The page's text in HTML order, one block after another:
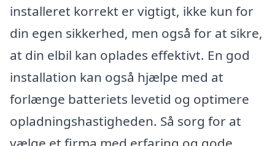
installeret korrekt er vigtigt, ikke kun for
din egen sikkerhed, men også for at sikre,
at din elbil kan oplades effektivt. En god
installation kan også hjælpe med at
forlænge batteriets levetid og optimere
opladningshastigheden. Så sorg for at